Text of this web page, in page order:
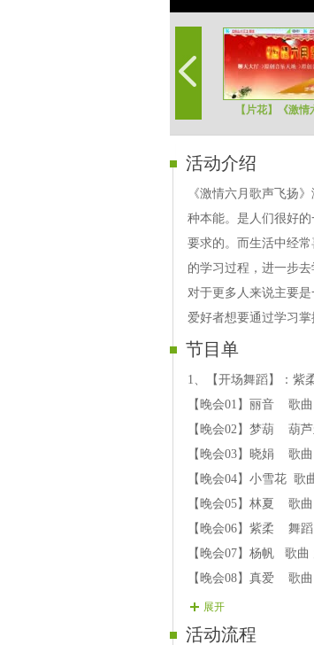
【片花】《激
活动介绍
《激情六月歌声飞扬
种本能。是人们很好
要求的。而生活中经
的学习过程，进一步
对于更多人来说主要
爱好者想要通过学习掌
节目单
1、【开场舞蹈】：紫
【晚会01】丽音 歌曲
【晚会02】梦葫 葫芦
【晚会03】晓娟 歌曲
【晚会04】小雪花 歌
【晚会05】林夏 歌
【晚会06】紫柔 舞蹈
【晚会07】杨帆 歌曲
【晚会08】真爱 歌曲
【晚会09】如意 对唱
佳人
展开
活动流程